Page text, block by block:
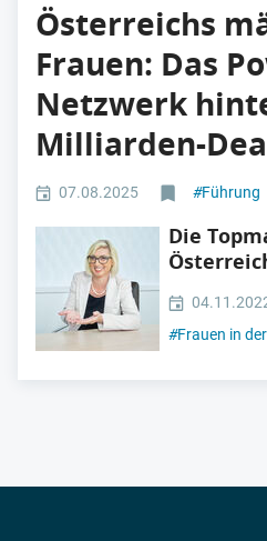
Österreichs
Frauen: Das
Netzwerk
Milliarden-
07.08.2025 #Führung
Die
#Frauen in